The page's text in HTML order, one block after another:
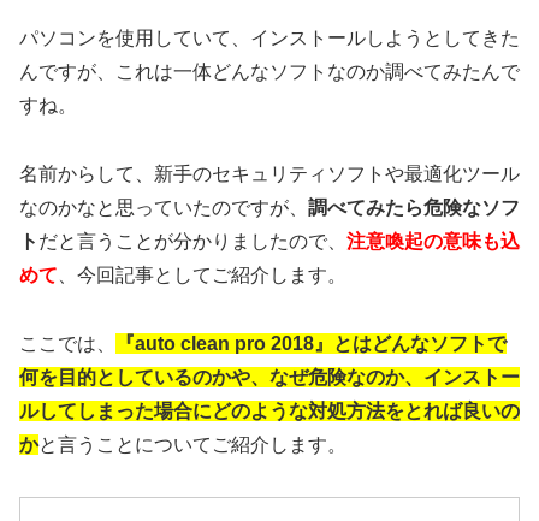
パソコンを使用していて、インストールしようとしてきた
んですが、これは一体どんなソフトなのか調べてみたんで
すね。
名前からして、新手のセキュリティソフトや最適化ツール
なのかなと思っていたのですが、 調べてみたら危険なソフ
ト だと言うことが分かりましたので、 注意喚起の意味も込
めて 、今回記事としてご紹介します。
ここでは、
『auto clean pro 2018』とはどんなソフトで
何を目的としているのかや、なぜ危険なのか、インストー
ルしてしまった場合にどのような対処方法をとれば良いの
かと言うことについてご紹介します。